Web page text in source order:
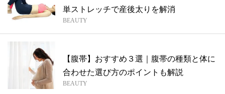
単ストレッチで産後太りを解消
BEAUTY
【腹帯】おすすめ３選｜腹帯の種類と体に
合わせた選び方のポイントも解説
BEAUTY